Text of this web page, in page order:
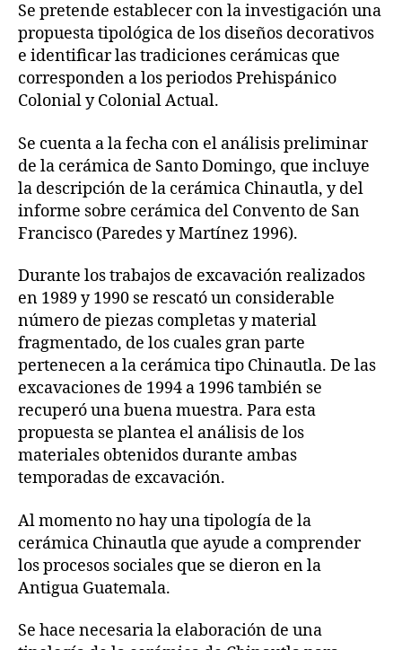
Se pretende establecer con la investigación una
propuesta tipológica de los diseños decorativos
e identificar las tradiciones cerámicas que
corresponden a los periodos Prehispánico
Colonial y Colonial Actual.
Se cuenta a la fecha con el análisis preliminar
de la cerámica de Santo Domingo, que incluye
la descripción de la cerámica Chinautla, y del
informe sobre cerámica del Convento de San
Francisco (Paredes y Martínez 1996).
Durante los trabajos de excavación realizados
en 1989 y 1990 se rescató un considerable
número de piezas completas y material
fragmentado, de los cuales gran parte
pertenecen a la cerámica tipo Chinautla. De las
excavaciones de 1994 a 1996 también se
recuperó una buena muestra. Para esta
propuesta se plantea el análisis de los
materiales obtenidos durante ambas
temporadas de excavación.
Al momento no hay una tipología de la
cerámica Chinautla que ayude a comprender
los procesos sociales que se dieron en la
Antigua Guatemala.
Se hace necesaria la elaboración de una